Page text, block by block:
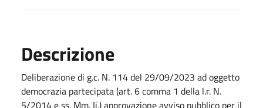
Descrizione
Deliberazione di g.c. N. 114 del 29/09/2023 ad oggetto
democrazia partecipata (art. 6 comma 1 della l.r. N.
5/2014 e ss. Mm. Ii.) approvazione avviso pubblico per il